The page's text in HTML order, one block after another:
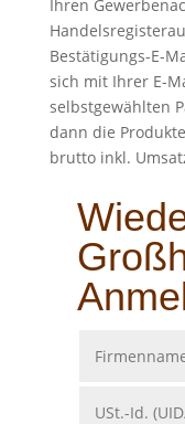
Ihren
Bestätigungs-E-
sich mit Ihrer E-
selbstgewählten
dann die
brutto inkl.